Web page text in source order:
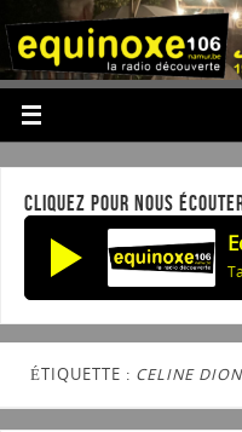
CLIQUEZ POUR NOUS
ÉTIQUETTE : CELINE DION